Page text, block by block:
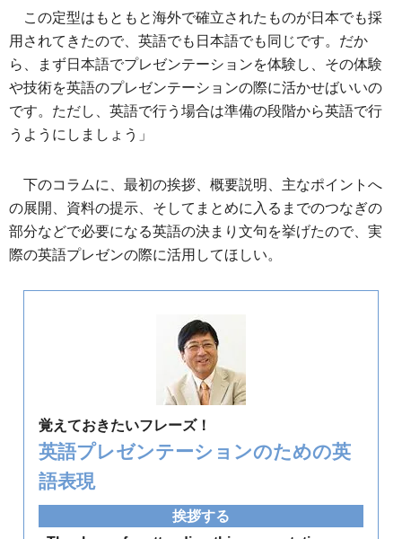
この定型はもともと海外で確立されたものが日本でも採
用されてきたので、英語でも日本語でも同じです。だか
ら、まず日本語でプレゼンテーションを体験し、その体験
や技術を英語のプレゼンテーションの際に活かせばいいの
です。ただし、英語で行う場合は準備の段階から英語で行
うようにしましょう」
下のコラムに、最初の挨拶、概要説明、主なポイントへ
の展開、資料の提示、そしてまとめに入るまでのつなぎの
部分などで必要になる英語の決まり文句を挙げたので、実
際の英語プレゼンの際に活用してほしい。
覚えておきたいフレーズ！
英語プレゼンテーションのための英
語表現
挨拶する